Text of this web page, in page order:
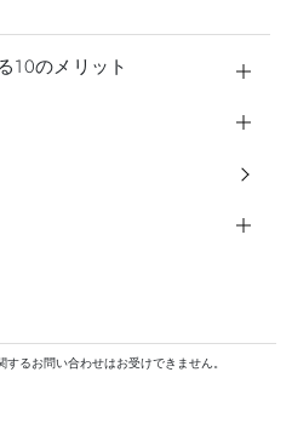
10のメリット
るお問い合わせはお受けできません。